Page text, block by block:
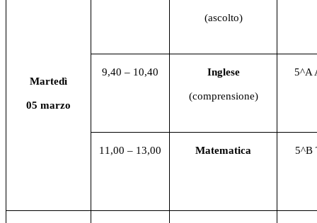
Martedì
05 marzo
(ascolto)
9,40 – 10,40 Inglese
(comprensione)
5^A
11,00 – 13,00 Matematica 5^B